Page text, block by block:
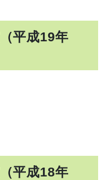
平成19年
平成18年